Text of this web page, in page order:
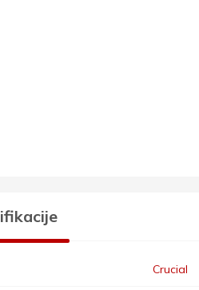
Crucial